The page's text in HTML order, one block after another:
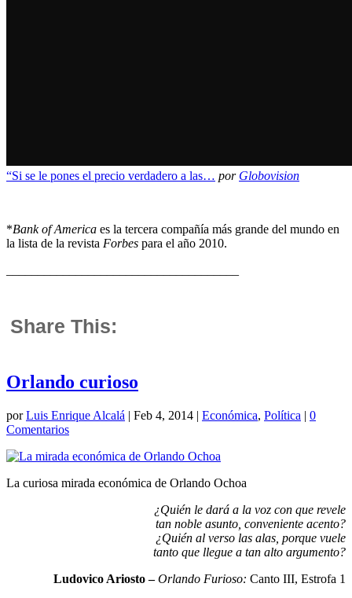
“Si se le pones el precio verdadero a las… por Globovision
*Bank of America es la tercera compañía más grande del mundo en
la lista de la revista Forbes para el año 2010.
Share This:
Orlando curioso
porLuis Enrique Alcalá | Feb 4, 2014 | Económica, Política | 0
Comentarios
La curiosa mirada económica de Orlando Ochoa
¿Quién le dará a la voz con que revele
tan noble asunto, conveniente acento?
¿Quién al verso las alas, porque vuele
tanto que llegue a tan alto argumento?
Ludovico Ariosto –Orlando Furioso: Canto III, Estrofa 1